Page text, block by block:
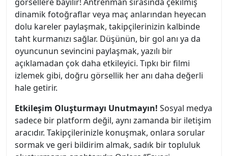
dinamik fotoğraflar veya maç anlarından heyecan
dolu kareler paylaşmak, takipçilerinizin kalbinde
taht kurmanızı sağlar. Düşünün, bir gol anı ya da
oyuncunun sevincini paylaşmak, yazılı bir
açıklamadan çok daha etkileyici. Tıpkı bir filmi
izlemek gibi, doğru görsellik her anı daha değerli
hale getirir.
Etkileşim Oluşturmayı Unutmayın! Sosyal medya
sadece bir platform değil, aynı zamanda bir iletişim
aracıdır. Takipçilerinizle konuşmak, onlara sorular
sormak ve geri bildirim almak, sadık bir topluluk